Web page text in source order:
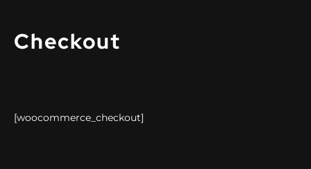
Checkout
[woocommerce_checkout]